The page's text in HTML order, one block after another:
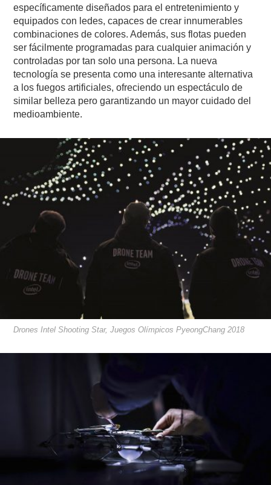
específicamente diseñados para el entretenimiento y
equipados con ledes, capaces de crear innumerables
combinaciones de colores. Además, sus flotas pueden
ser fácilmente programadas para cualquier animación y
controladas por tan solo una persona. La nueva
tecnología se presenta como una interesante alternativa
a los fuegos artificiales, ofreciendo un espectáculo de
similar belleza pero garantizando un mayor cuidado del
medioambiente.
Drones Intel Shooting Star, Juegos Olímpicos PyeongChang 2018